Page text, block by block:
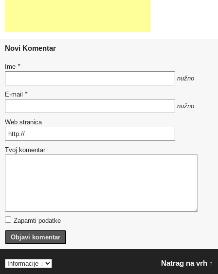
Novi Komentar
Ime *
nužno
E-mail *
nužno
Web stranica
Tvoj komentar
Zapamti podatke
Objavi komentar
Natrag na vrh ↑